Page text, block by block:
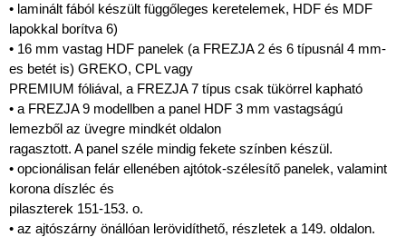
• laminált fából készült függőleges keretelemek, HDF és MDF
lapokkal borítva 6)
• 16 mm vastag HDF panelek (a FREZJA 2 és 6 típusnál 4 mm-
es betét is) GREKO, CPL vagy
PREMIUM fóliával, a FREZJA 7 típus csak tükörrel kapható
• a FREZJA 9 modellben a panel HDF 3 mm vastagságú
lemezből az üvegre mindkét oldalon
ragasztott. A panel széle mindig fekete színben készül.
• opcionálisan felár ellenében ajtótok-szélesítő panelek, valamint
korona díszléc és
pilaszterek 151-153. o.
• az ajtószárny önállóan lerövidíthető, részletek a 149. oldalon.